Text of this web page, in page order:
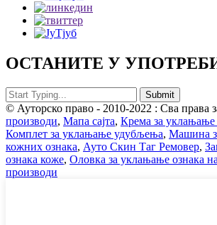
ОСТАНИТЕ У
© Ауторско право - 2010-2022 : Сва права
производи, Мапа сајта, Крема за
Комплет за уклањање удубљења, Машина
кожних ознака, Ауто Скин Таг Ремовер,
ознака коже, Оловка за уклањање ознака
производи